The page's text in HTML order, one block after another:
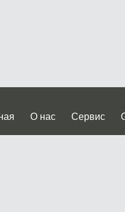
О нас Сервис